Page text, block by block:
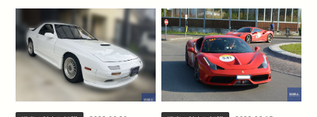
い三角窓や独立設置されたバンパー
など、とことんこだわったデザイン
性の高さは今も色あせることがあり
ません。 発売から30年以上が経過し
ても人気の高いパオの魅力をたっぷ
りと紹介します。 パイクカーシリー
ズの人気を不動のものにしたパオ パ
にもいすゞでした。2ドアクーペと
して開発された、ベレットGTです。
今回は、流麗なボディに最高の性能
を備えていたベレットGTと最上位モ
デルのGTRについて紹介します。ベ
レットGTの魅力を紐解き、今もなお
高い人気を誇る理由に迫ってみまし